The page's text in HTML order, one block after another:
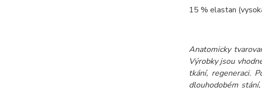
15 % elastan
Anatomicky
Výrobky jsou
tkání, regeneraci.
dlouhodobém